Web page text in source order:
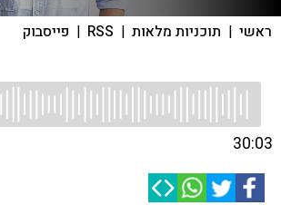
ראשי | תוכניות מלאות |
RSS
| פייסבוק
30:03